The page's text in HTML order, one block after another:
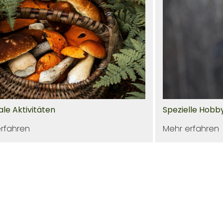
Aktivitäten
Spezielle
Mehr erfahren